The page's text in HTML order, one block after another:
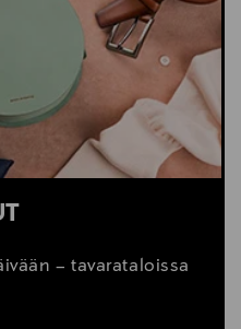
– tavarataloissa